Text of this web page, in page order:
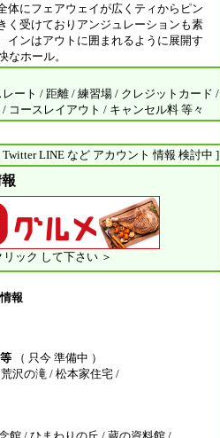
体にフェアウェイが広くティからピン
く受けておりアンジュレーションも素
インはアウトに囲まれるように展開す
なホール。
ート / 距離 / 練習場 / クレジットカード /
ースレイアウト / キャンセル料 等々
Twitter LINE など アカウント 情報 検討中 ]
ック して下さい ＞
報
（ 只今 準備中 ）
沢の滝 / 松本家住宅 /